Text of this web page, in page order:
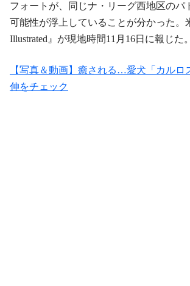
フォートが、同じナ・リーグ西地区のパ
可能性が浮上していることが分かった。
Illustrated』が現地時間11月16日に報じた。
【写真＆動画】癒される…愛犬「カルロ
伸をチェック